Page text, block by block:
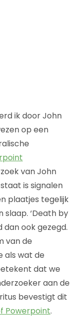
ik door John
op een
van John
is signalen
plaatjes tegelijk
slaap. ‘Death by
dan ook gezegd.
van de
als wat de
dat we
aan de
bevestigt dit
Powerpoint.